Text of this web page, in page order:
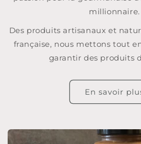
millionnaire.
Des produits artisanaux et
française, nous mettons tout
garantir des produits
En savoir